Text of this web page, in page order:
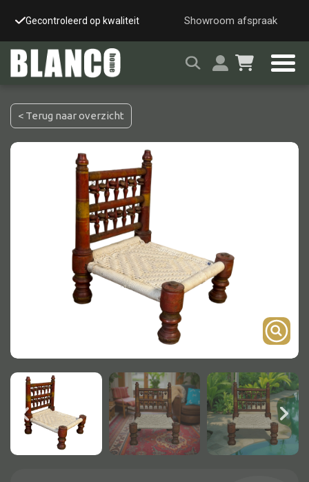
Gecontroleerd op kwaliteit Snelle & veilige
Showroom afspraak
Bartafel
Console
Tafel overig
< Terug naar overzicht